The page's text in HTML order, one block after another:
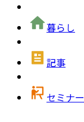
暮らし
記事
セミナー